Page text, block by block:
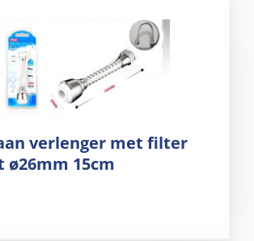
verlenger met filter
15cm